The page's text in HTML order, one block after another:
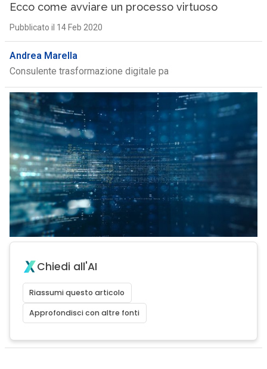
Ecco come avviare un processo virtuoso
Pubblicato il 14 Feb 2020
Andrea Marella
Consulente trasformazione digitale pa
Chiedi all'AI
Riassumi questo articolo
Approfondisci con altre fonti